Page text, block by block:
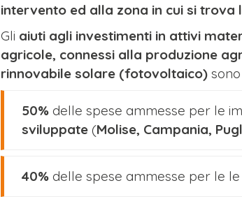
intervento ed alla zona in cui si trova
Gli aiuti agli investimenti in attivi
agricole, connessi alla produzione
rinnovabile solare (fotovoltaico)
50% delle spese ammesse per le
sviluppate (Molise, Campania,
40% delle spese ammesse per le